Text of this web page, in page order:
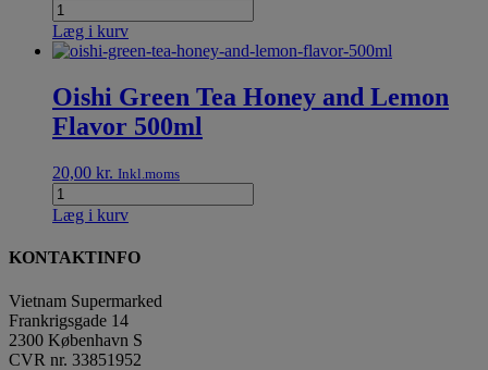
Læg i kurv
Oishi Green Tea Honey and Lemon
Flavor 500ml
20,00 kr. Inkl.moms
Læg i kurv
KONTAKTINFO
Vietnam Supermarked
Frankrigsgade 14
2300 København S
CVR nr. 33851952